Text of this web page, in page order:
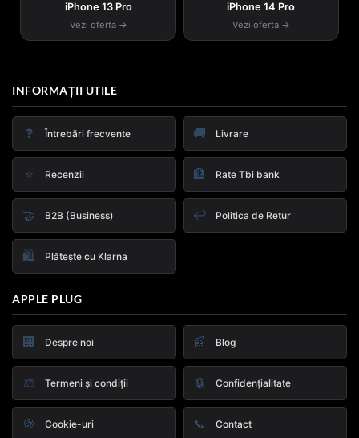
iPhone 13 Pro
Vezi oferta →
iPhone 14 Pro
Vezi oferta →
INFORMAȚII UTILE
❓ Întrebări frecvente 🚚 Livrare
⭐ Recenzii 🏦 Rate Tbi bank
🤝 B2B (Business) ↩️ Politica de Retur
🛍️ Plătește cu Klarna
APPLE PLUG
🏢 Despre noi 📰 Blog
⚖️ Termeni și condiții 🔒 Confidențialitate
🍪 Cookie-uri 📞 Contact